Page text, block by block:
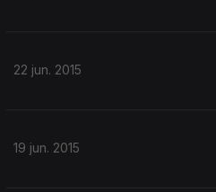
22 jun. 2015
19 jun. 2015